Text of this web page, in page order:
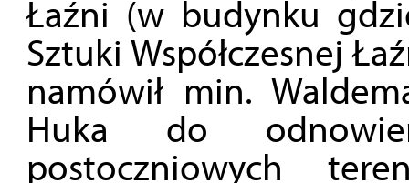
Łaźni (w budynku
Sztuki Współczesnej
namówił min.
Huka do
postoczniowych